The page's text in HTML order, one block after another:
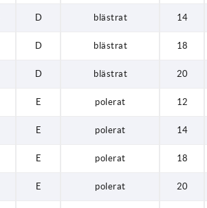
D blästrat 14
D blästrat 18
D blästrat 20
E polerat 12
E polerat 14
E polerat 18
E polerat 20